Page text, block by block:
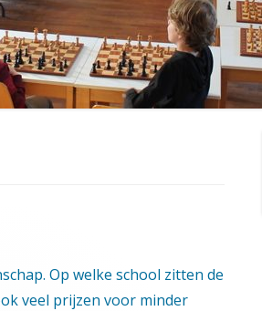
Op welke school zitten de
veel prijzen voor minder